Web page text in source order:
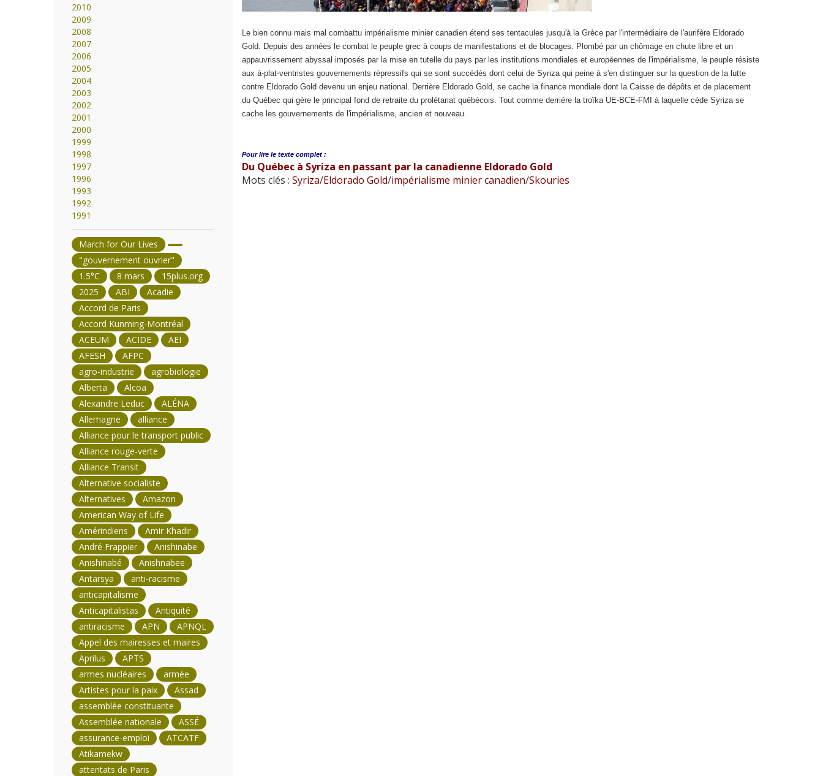
Le bien connu mais mal combattu impérialisme minier canadien étend ses tentacules jusqu'à la Grèce par l'intermédiaire de l'aurifère Eldorado
Gold. Depuis des années le combat le peuple grec à coups de manifestations et de blocages. Plombé par un chômage en chute libre et un
appauvrissement abyssal imposés par la mise en tutelle du pays par les institutions mondiales et européennes de l'impérialisme, le peuple résiste
aux à-plat-ventristes gouvernements répressifs qui se sont succédés dont celui de Syriza qui peine à s'en distinguer sur la question de la lutte
contre Eldorado Gold devenu un enjeu national. Derrière Eldorado Gold, se cache la finance mondiale dont la Caisse de dépôts et de placement
du Québec qui gère le principal fond de retraite du prolétariat québécois. Tout comme derrière la troïka UE-BCE-FMI à laquelle cède Syriza se
cache les gouvernements de l'impérialisme, ancien et nouveau.
Pour lire le texte complet :
Du Québec à Syriza en passant par la canadienne Eldorado Gold
Mots clés : Syriza/Eldorado Gold/impérialisme minier canadien/Skouries
2010
2009
2008
2007
2006
2005
2004
2003
2002
2001
2000
1999
1998
1997
1996
1993
1992
1991
March for Our Lives
"gouvernement ouvrier"
1.5°C
8 mars
15plus.org
2025
ABI
Acadie
Accord de Paris
Accord Kunming-Montréal
ACEUM
ACIDE
AEI
AFESH
AFPC
agro-industrie
agrobiologie
Alberta
Alcoa
Alexandre Leduc
ALÉNA
Allemagne
alliance
Alliance pour le transport public
Alliance rouge-verte
Alliance Transit
Alternative socialiste
Alternatives
Amazon
American Way of Life
Amérindiens
Amir Khadir
André Frappier
Anishinabe
Anishinabé
Anishnabee
Antarsya
anti-racisme
anticapitalisme
Anticapitalistas
Antiquité
antiracisme
APN
APNQL
Appel des mairesses et maires
Aprilus
APTS
armes nucléaires
armée
Artistes pour la paix
Assad
assemblée constituante
Assemblée nationale
ASSÉ
assurance-emploi
ATCATF
Atikamekw
attentats de Paris